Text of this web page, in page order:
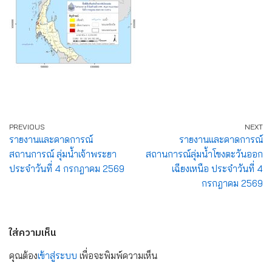
PREVIOUS
รายงานและคาดการณ์
สถานการณ์ ลุ่มน้ำเจ้าพระยา
ประจำวันที่ 4 กรกฎาคม 2569
NEXT
รายงานและคาดการณ์
สถานการณ์ลุ่มน้ำโขงตะวันออก
เฉียงเหนือ ประจำวันที่ 4
กรกฎาคม 2569
ใส่ความเห็น
คุณต้องเข้าสู่ระบบ เพื่อจะพิมพ์ความเห็น